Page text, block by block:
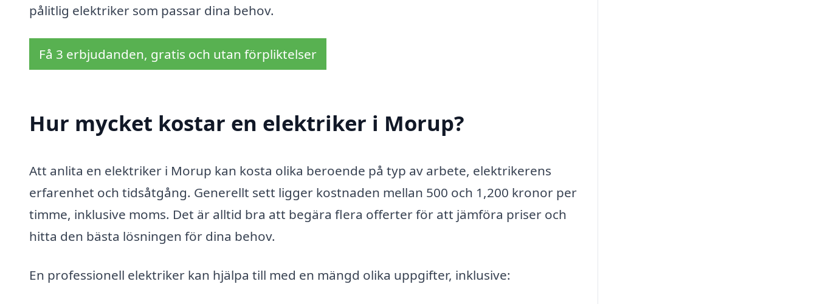
pålitlig elektriker som passar dina behov.
Få 3 erbjudanden, gratis och utan förpliktelser
Hur mycket kostar en elektriker i Morup?
Att anlita en elektriker i Morup kan kosta olika beroende på typ av arbete, elektrikerens
erfarenhet och tidsåtgång. Generellt sett ligger kostnaden mellan 500 och 1,200 kronor per
timme, inklusive moms. Det är alltid bra att begära flera offerter för att jämföra priser och
hitta den bästa lösningen för dina behov.
En professionell elektriker kan hjälpa till med en mängd olika uppgifter, inklusive: